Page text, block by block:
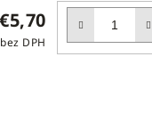
€5,70
DPH